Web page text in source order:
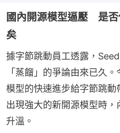
國內開源模型逼壓 是
矣
據字節跳動員工透露，
「蒸餾」的爭論由來已久
模型的快速進步給字節跳
出現強大的新開源模型時
升溫。